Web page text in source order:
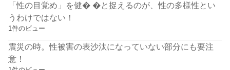
「性の目覚め」を健� �と捉えるのが、性の多様性とい
うわけではない！
1件のビュー
震災の時。性被害の表沙汰になっていない部分にも要注
意！